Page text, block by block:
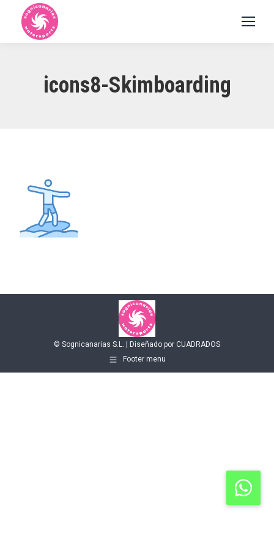
icons8-Skimboarding
© Sognicanarias S.L. | Diseñado por CUADRADOS
Footer menu